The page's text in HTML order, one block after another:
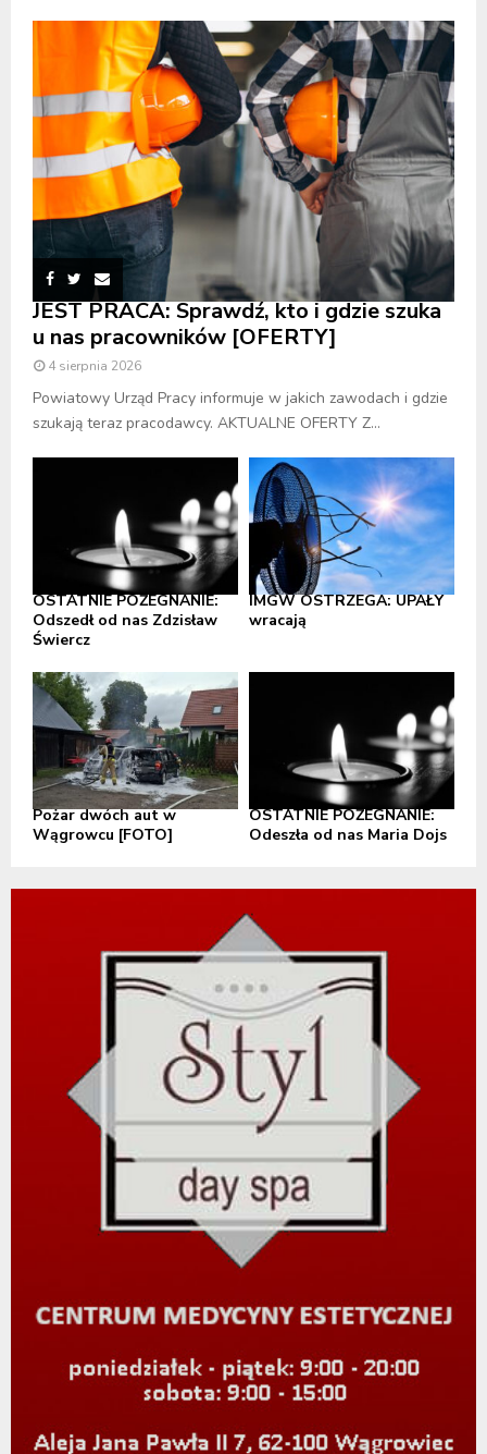
JEST PRACA: Sprawdź, kto i gdzie szuka
u nas pracowników [OFERTY]
4 sierpnia 2026
Powiatowy Urząd Pracy informuje w jakich zawodach i gdzie
szukają teraz pracodawcy. AKTUALNE OFERTY Z...
OSTATNIE POŻEGNANIE:
Odszedł od nas Zdzisław
Świercz
IMGW OSTRZEGA: UPAŁY
wracają
Pożar dwóch aut w
Wągrowcu [FOTO]
OSTATNIE POŻEGNANIE:
Odeszła od nas Maria Dojs